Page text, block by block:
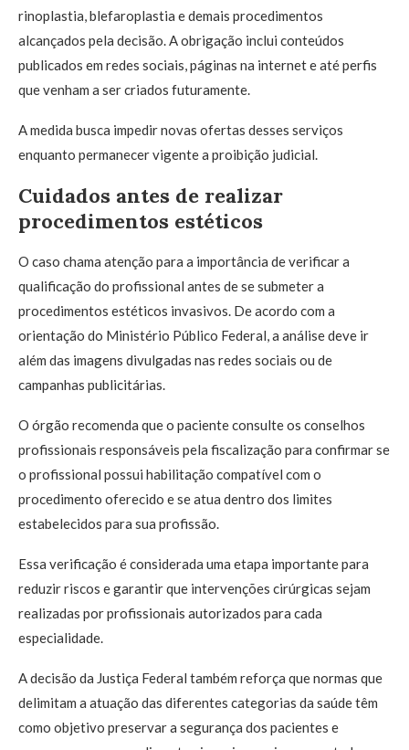
rinoplastia, blefaroplastia e demais procedimentos
alcançados pela decisão. A obrigação inclui conteúdos
publicados em redes sociais, páginas na internet e até perfis
que venham a ser criados futuramente.
A medida busca impedir novas ofertas desses serviços
enquanto permanecer vigente a proibição judicial.
Cuidados antes de realizar
procedimentos estéticos
O caso chama atenção para a importância de verificar a
qualificação do profissional antes de se submeter a
procedimentos estéticos invasivos. De acordo com a
orientação do Ministério Público Federal, a análise deve ir
além das imagens divulgadas nas redes sociais ou de
campanhas publicitárias.
O órgão recomenda que o paciente consulte os conselhos
profissionais responsáveis pela fiscalização para confirmar se
o profissional possui habilitação compatível com o
procedimento oferecido e se atua dentro dos limites
estabelecidos para sua profissão.
Essa verificação é considerada uma etapa importante para
reduzir riscos e garantir que intervenções cirúrgicas sejam
realizadas por profissionais autorizados para cada
especialidade.
A decisão da Justiça Federal também reforça que normas que
delimitam a atuação das diferentes categorias da saúde têm
como objetivo preservar a segurança dos pacientes e